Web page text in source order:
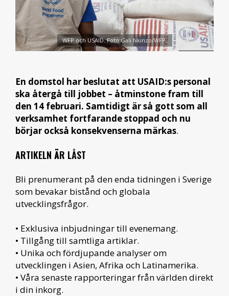
WFP och USAID. Foto Gali Nkinzo/WFP.
En domstol har beslutat att USAID:s personal
ska återgå till jobbet – åtminstone fram till
den 14 februari. Samtidigt är så gott som all
verksamhet fortfarande stoppad och nu
börjar också konsekvenserna märkas.
ARTIKELN ÄR LÅST
Bli prenumerant på den enda tidningen i Sverige
som bevakar bistånd och globala
utvecklingsfrågor.
• Exklusiva inbjudningar till evenemang.
• Tillgång till samtliga artiklar.
• Unika och fördjupande analyser om
utvecklingen i Asien, Afrika och Latinamerika.
• Våra senaste rapporteringar från världen direkt
i din inkorg.